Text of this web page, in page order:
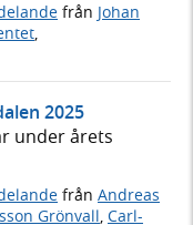
från Johan
,
2025
under årets
från Andreas
Grönvall Carl-